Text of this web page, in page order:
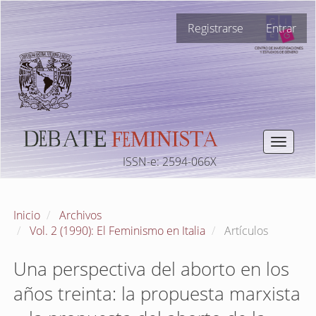
Navegación
principal
Contenido
principal
Barra
lateral
Registrarse Entrar
Toggle
ISSN-e: 2594-066X
Inicio
Archivos
Vol. 2 (1990): El Feminismo en Italia
Artículos
Una perspectiva del aborto en los
años treinta: la propuesta marxista